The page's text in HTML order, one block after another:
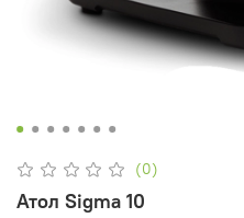
(0)
Атол Sigma 10